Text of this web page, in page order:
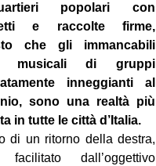
popolari con
e raccolte firme,
che gli immancabili
musicali di gruppi
inneggianti al
sono una realtà più
in tutte le città d’Italia.
di un ritorno della destra,
facilitato dall’oggettivo